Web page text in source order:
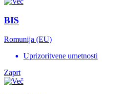
BIS
Romunija (EU)
Uprizoritvene umetnosti
Zaprt